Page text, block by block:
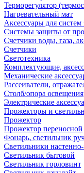
Терморегулятор
Нагревательный мат
Аксессуары для
Системы защиты от
Счетчики воды, газа,
Счетчики
Светотехника
Комплектующие,
Механические
Рассеиватели,
Столб/опора освещения
Электрические
Прожекторы и
Прожектор
Прожектор переносной
Фонарь, светильник
Светильники
Светильник бытовой
Светильник горловинт